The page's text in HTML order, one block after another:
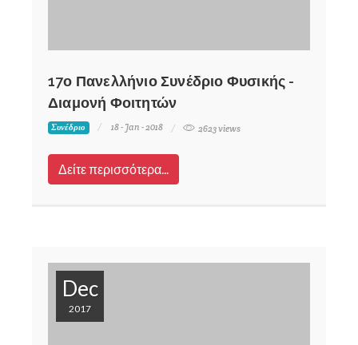
17ο Πανελλήνιο Συνέδριο Φυσικής -
Διαμονή Φοιτητών
Συνέδριο 18 - Jan - 2018 2623 views
Δείτε περισσότερα...
Dec
2017